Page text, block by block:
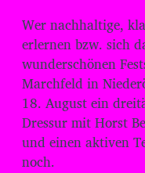
Wer nachhaltige,
erlernen bzw. sich
wunderschönen
Marchfeld in
18. August ein
Dressur mit Horst
und einen aktiven
noch.